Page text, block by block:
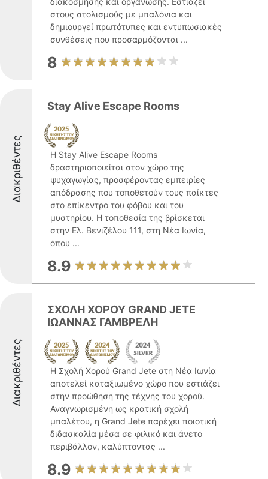
στους στολισμούς με μπαλόνια και
δημιουργεί πρωτότυπες και εντυπωσιακές
συνθέσεις που προσαρμόζονται ...
8
Διακριθέντες
Stay Alive Escape Rooms
Η Stay Alive Escape Rooms
δραστηριοποιείται στον χώρο της
ψυχαγωγίας, προσφέροντας εμπειρίες
απόδρασης που τοποθετούν τους παίκτες
στο επίκεντρο του φόβου και του
μυστηρίου. Η τοποθεσία της βρίσκεται
στην Ελ. Βενιζέλου 111, στη Νέα Ιωνία,
όπου ...
8.9
Διακριθέντες
ΣΧΟΛΗ ΧΟΡΟΥ GRAND JETE
ΙΩΑΝΝΑΣ ΓΑΜΒΡΕΛΗ
Η Σχολή Χορού Grand Jete στη Νέα Ιωνία
αποτελεί καταξιωμένο χώρο που εστιάζει
στην προώθηση της τέχνης του χορού.
Αναγνωρισμένη ως κρατική σχολή
μπαλέτου, η Grand Jete παρέχει ποιοτική
διδασκαλία μέσα σε φιλικό και άνετο
περιβάλλον, καλύπτοντας ...
8.9